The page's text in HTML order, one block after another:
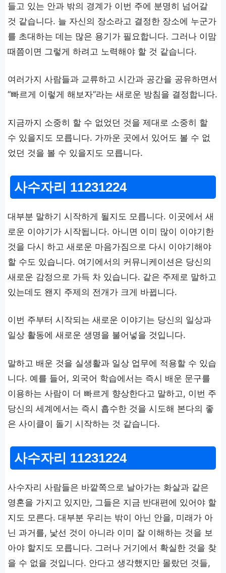
들고 있는 안과 밖의 경계가 이번 주에 분명히 넘어갈
것 같습니다. 늘 자신의 장소라고 결정한 장소에 누군가
를 초대하는 데는 많은 용기가 필요합니다. 그러나 이맘
때쯤이면 그렇게 하려고 노력해야 할 것 같습니다.
여러가지 사람들과 교류하고 시간과 공간을 공유하면서
“빠르게 이렇게 해보자”라는 새로운 방침을 결정합니다.
지금까지 소중히 할 수 없었던 것을 제대로 소중히 할
수 있을지도 모릅니다. 가까운 곳에서 있어도 볼 수 없
었던 것을 볼 수 있을지도 모릅니다.
사수자리 11231224
대부분 말하기 시작하게 될지도 모릅니다. 이곳에서 새
로운 이야기가 시작됩니다. 아니면 이미 많이 이야기한
것을 다시 하고 새로운 마음가짐으로 다시 이야기해야
할 수도 있습니다. 여기에서의 커뮤니케이션은 당신의
새로운 감정으로 가득 차 있습니다. 같은 주제로 말하고
있는데도 왠지 주제의 전개가 크게 바뀝니다.
이번 주부터 시작되는 새로운 이야기는 당신의 일상과
일상 활동에 새로운 생명을 불어넣을 것입니다.
말하고 배운 것을 실생활과 일상 업무에 적용할 수 있습
니다. 예를 들어, 외국어 학습에서는 즉시 배운 문구를
이용하는 사람이 더 빠르게 향상한다고 말하고, 이번 주
당신의 세계에서는 즉시 흡수한 것을 시도해 본다의 좋
은 사이클이 돌기 시작하는 것 같습니다.
사수자리 11231224
사수자리 사람들은 바깥쪽으로 날아가는 화살과 같은
영혼을 가지고 있지만, 그들은 지금 반대편에 있어야 할
지도 모른다. 대부분 우리는 밖이 아닌 안을, 미래가 아
닌 과거를, 낯선 것이 아니라 이미 잘 이해하는 것을 보
아야 할지도 모릅니다. 그러나 거기에서 확실한 것을 찾
을 수 없을 것입니다. 안다고 생각했지만 몰랐던 것들,